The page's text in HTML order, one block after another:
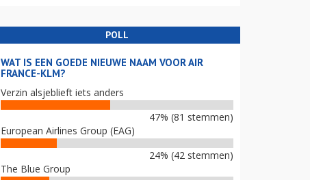
POLL
WAT IS EEN GOEDE NIEUWE NAAM VOOR AIR
FRANCE-KLM?
Verzin alsjeblieft iets anders
47% (81 stemmen)
European Airlines Group (EAG)
24% (42 stemmen)
The Blue Group